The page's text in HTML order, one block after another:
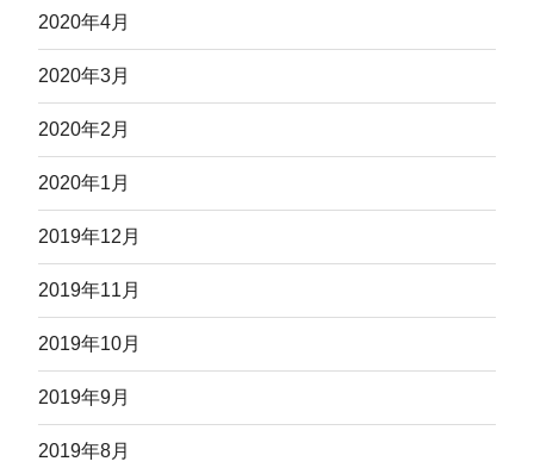
2020年4月
2020年3月
2020年2月
2020年1月
2019年12月
2019年11月
2019年10月
2019年9月
2019年8月